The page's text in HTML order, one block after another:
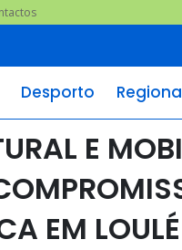
Desporto
E
EM LOULÉ